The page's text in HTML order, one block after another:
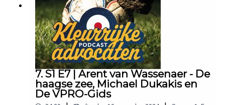
7. S1 E7 | Arent van Wassenaer - De
haagse zee, Michael Dukakis en
De VPRO-Gids